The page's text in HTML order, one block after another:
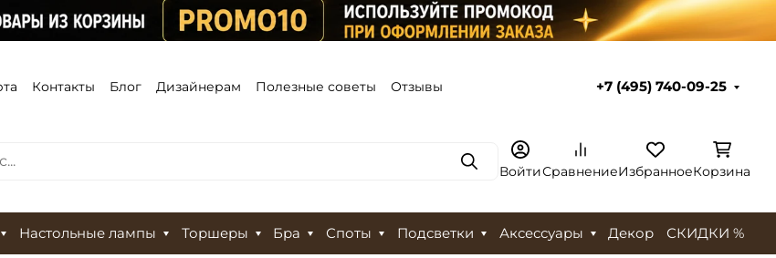
Контакты Блог Дизайнерам Полезные советы Отзывы +7 (495) 740-09-25
ПоискВойтиСравнениеИзбранноеКорзина
Настольные лампы Торшеры Бра Споты Подсветки Аксессуары Декор СКИДКИ %